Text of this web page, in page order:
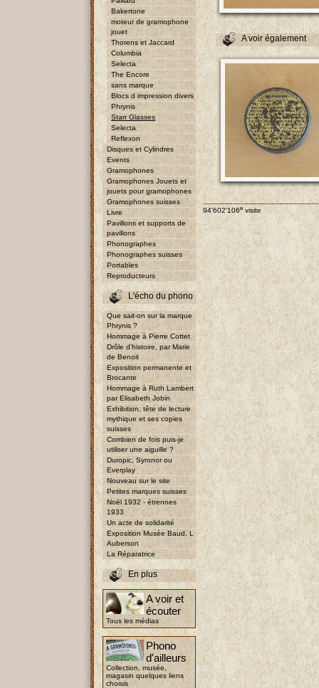
Bakertone
moteur de gramophone
jouet
Thorens et Jaccard
Columbia
Selecta
The Encore
sans marque
Blocs d impression divers
Phrynis
Starr Glasses
Selecta
Reflexon
Disques et Cylindres
Events
Gramophones
Gramophones Jouets et
jouets pour gramophones
Gramophones suisses
Livre
Pavillons et supports de
pavillons
Phonographes
Phonographes suisses
Portables
Reproducteurs
L'écho du phono
Que sait-on sur la marque
Phrynis ?
Hommage à Pierre Cottet
Drôle d'histoire, par Marie
de Benoit
Exposition permanente et
Brocante
Hommage à Ruth Lambert
par Elisabeth Jobin
Exhibition, tête de lecture
mythique et ses copies
suisses
Combien de fois puis-je
utiliser une aiguille ?
Duropic, Syronor ou
Everplay
Nouveau sur le site
Petites marques suisses
Noël 1932 - étrennes
1933
Un acte de solidarité
Exposition Musée Baud, L
Auberson
La Réparatrice
En plus
A voir et
écouter
Tous les médias
Phono
d'ailleurs
Collection, musée,
magasin quelques liens
choisis
A voir également
94'602'106e visite